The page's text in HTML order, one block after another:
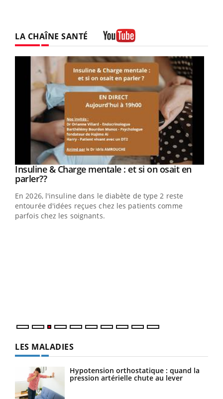
LA CHAÎNE SANTÉ
Youtube
Insuline & Charge mentale : et si on osait en
parler??Youtube
En 2026, l'insuline dans le diabète de type 2 reste
entourée d'idées reçues chez les patients comme
parfois chez les soignants.
LES MALADIES
Hypotension orthostatique : quand la
pression artérielle chute au lever